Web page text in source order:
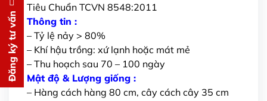
Tiêu Chuẩn TCVN 8548:2011
Thông tin :
– Tỷ lệ nảy > 80%
– Khí hậu trồng: xứ lạnh hoặc mát mẻ
– Thu hoạch sau 70 – 100 ngày
Mật độ & Lượng giống :
– Hàng cách hàng 80 cm, cây cách cây 35 cm
Đăng ký tư vấn Đăng ký tư vấn
Chúng tôi sẽ gọi lại tư vấn
PHÍ
cho bạn ngay lập tức